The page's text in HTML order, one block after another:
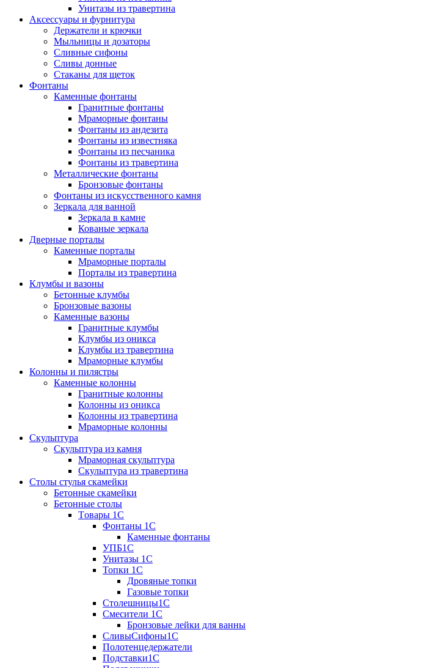
Унитазы из травертина
Аксессуары и фурнитура
Держатели и крючки
Мыльницы и дозаторы
Сливные сифоны
Сливы донные
Стаканы для щеток
Фонтаны
Каменные фонтаны
Гранитные фонтаны
Мраморные фонтаны
Фонтаны из андезита
Фонтаны из известняка
Фонтаны из песчаника
Фонтаны из травертина
Металлические фонтаны
Бронзовые фонтаны
Фонтаны из искусственного камня
Зеркала для ванной
Зеркала в камне
Кованые зеркала
Дверные порталы
Каменные порталы
Мраморные порталы
Порталы из травертина
Клумбы и вазоны
Бетонные клумбы
Бронзовые вазоны
Каменные вазоны
Гранитные клумбы
Клумбы из оникса
Клумбы из травертина
Мраморные клумбы
Колонны и пилястры
Каменные колонны
Гранитные колонны
Колонны из оникса
Колонны из травертина
Мраморные колонны
Скульптура
Скульптура из камня
Мраморная скульптура
Скульптура из травертина
Столы стулья скамейки
Бетонные скамейки
Бетонные столы
Tовары 1C
Фонтаны 1C
Каменные фонтаны
УПБ1С
Унитазы 1С
Топки 1С
Дровяные топки
Газовые топки
Столешницы1С
Смесители 1С
Бронзовые лейки для ванны
СливыСифоны1С
Полотенцедержатели
Подставки1С